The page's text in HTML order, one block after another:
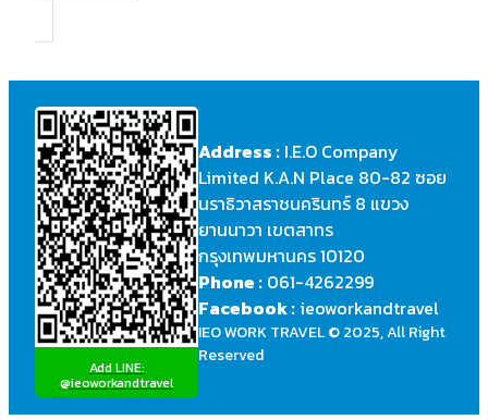
Add LINE:
@ieoworkandtravel
Address : I.E.O Company
Limited K.A.N Place 80-82 ซอย
นราธิวาสราชนครินทร์ 8 แขวง
ยานนาวา เขตสาทร
กรุงเทพมหานคร 10120
Phone : 061-4262299
Facebook : ieoworkandtravel
IEO WORK TRAVEL © 2025, All Right
Reserved